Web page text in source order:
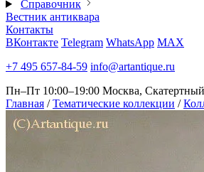
Справочник
Вестник антиквара
Контакты
ВКонтакте Telegram WhatsApp MAX
+7 495 657-84-59 info@artantique.ru
Пн–Пт 10:00–19:00 Москва,
Главная / Тематические коллекции /